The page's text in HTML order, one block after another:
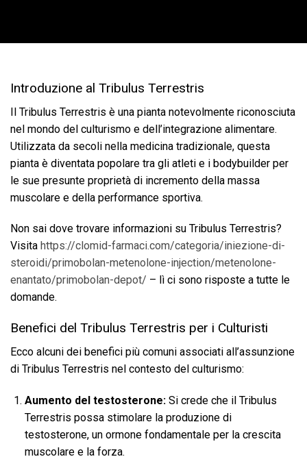
Introduzione al Tribulus Terrestris
Il Tribulus Terrestris è una pianta notevolmente riconosciuta
nel mondo del culturismo e dell’integrazione alimentare.
Utilizzata da secoli nella medicina tradizionale, questa
pianta è diventata popolare tra gli atleti e i bodybuilder per
le sue presunte proprietà di incremento della massa
muscolare e della performance sportiva.
Non sai dove trovare informazioni su Tribulus Terrestris?
Visita https://clomid-farmaci.com/categoria/iniezione-di-
steroidi/primobolan-metenolone-injection/metenolone-
enantato/primobolan-depot/ – lì ci sono risposte a tutte le
domande.
Benefici del Tribulus Terrestris per i Culturisti
Ecco alcuni dei benefici più comuni associati all’assunzione
di Tribulus Terrestris nel contesto del culturismo:
Aumento del testosterone:Si crede che il Tribulus
Terrestris possa stimolare la produzione di
testosterone, un ormone fondamentale per la crescita
muscolare e la forza.